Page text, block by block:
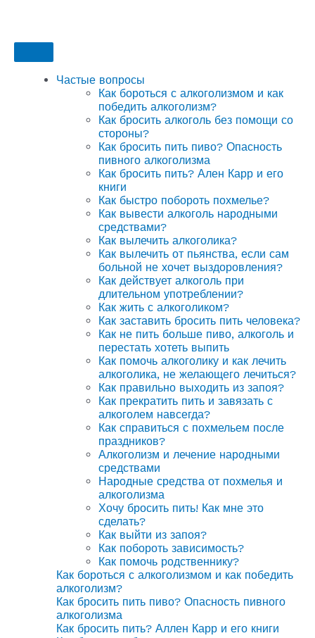
Частые вопросы
Как бороться с алкоголизмом и как
победить алкоголизм?
Как бросить алкоголь без помощи со
стороны?
Как бросить пить пиво? Опасность
пивного алкоголизма
Как бросить пить? Ален Карр и его
книги
Как быстро побороть похмелье?
Как вывести алкоголь народными
средствами?
Как вылечить алкоголика?
Как вылечить от пьянства, если сам
больной не хочет выздоровления?
Как действует алкоголь при
длительном употреблении?
Как жить с алкоголиком?
Как заставить бросить пить человека?
Как не пить больше пиво, алкоголь и
перестать хотеть выпить
Как помочь алкоголику и как лечить
алкоголика, не желающего лечиться?
Как правильно выходить из запоя?
Как прекратить пить и завязать с
алкоголем навсегда?
Как справиться с похмельем после
праздников?
Алкоголизм и лечение народными
средствами
Народные средства от похмелья и
алкоголизма
Хочу бросить пить! Как мне это
сделать?
Как выйти из запоя?
Как побороть зависимость?
Как помочь родственнику?
Как бороться с алкоголизмом и как победить
алкоголизм?
Как бросить пить пиво? Опасность пивного
алкоголизма
Как бросить пить? Аллен Карр и его книги